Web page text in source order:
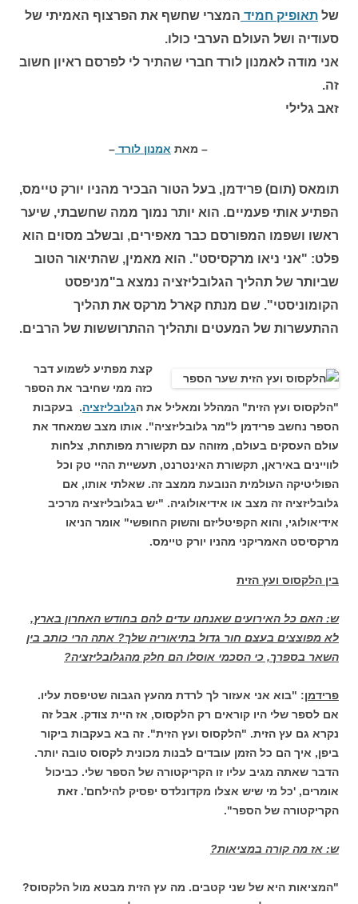
של תאופיק חמיד המצרי שחשף את הפרצוף האמיתי של
סעודיה ושל העולם הערבי כולו.
אני מודה לאמנון לורד חברי שהתיר לי לפרסם ראיון חשוב
זה.
זאב גלילי
– מאת אמנון לורד –
תומאס (תום) פרידמן, בעל הטור הבכיר מהניו יורק טיימס,
הפתיע אותי פעמיים. הוא יותר נמוך ממה שחשבתי, שיער
ראשו ושפמו המפורסם כבר מאפירים, ובשלב מסוים הוא
פלט: "אני ניאו מרקסיסט". הוא מאמין, שהתיאור הטוב
שביותר של תהליך הגלובליזציה נמצא ב"מניפסט
הקומוניסטי". שם מנתח קארל מרקס את תהליך
ההתעשרות של המעטים ותהליך ההתרוששות של הרבים.
קצת מפתיע לשמוע דבר
כזה ממי שחיבר את הספר
"הלקסוס ועץ הזית" המהלל ומאליל את הגלובליזציה. בעקבות
הספר נחשב פרידמן ל"מר גלובליזציה". אותו מצב שמאחד את
עולם העסקים בעולם, מזוהה עם תקשורת מפותחת, צלחות
לוויינים באיראן, תקשורת האינטרנט, תעשיית ההיי טק וכל
הפוליטיקה העולמית הנובעת ממצב זה. שאלתי אותו, אם
גלובליזציה זה מצב או אידיאולוגיה. "יש בגלובליזציה מרכיב
אידיאולוגי, והוא הקפיטליזם והשוק החופשי" אומר הניאו
מרקסיסט האמריקני מהניו יורק טיימס.
בין הלקסוס ועץ הזית
ש: האם כל האירועים שאנחנו עדים להם בחודש האחרון בארץ,
לא מפוצצים בעצם חור גדול בתיאוריה שלך? אתה הרי כותב בין
השאר בספרך, כי הסכמי אוסלו הם חלק מהגלובליזציה?
פרידמן: "בוא אני אעזור לך לרדת מהעץ הגבוה שטיפסת עליו.
אם לספר שלי היו קוראים רק הלקסוס, אז היית צודק. אבל זה
נקרא גם עץ הזית. "הלקסוס ועץ הזית". זה בא בעקבות ביקור
ביפן, איך הם כל הזמן עובדים לבנות מכונית לקסוס טובה יותר.
הדבר שאתה מגיב עליו זו הקריקטורה של הספר שלי. כביכול
אומרים, 'כל מי שיש אצלו מקדונלדס יפסיק להילחם'. זאת
הקריקטורה של הספר".
ש: אז מה קורה במציאות?
"המציאות היא של שני קטבים. מה עץ הזית מבטא מול הלקסוס?